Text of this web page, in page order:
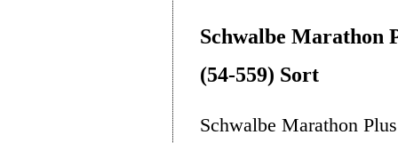
Schwalbe Marathon
(54-559) Sort
Schwalbe Marathon